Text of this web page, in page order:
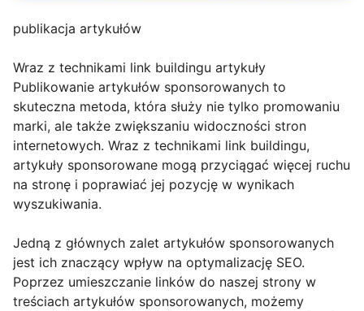
publikacja artykułów
Wraz z technikami link buildingu artykuły
Publikowanie artykułów sponsorowanych to
skuteczna metoda, która służy nie tylko promowaniu
marki, ale także zwiększaniu widoczności stron
internetowych. Wraz z technikami link buildingu,
artykuły sponsorowane mogą przyciągać więcej ruchu
na stronę i poprawiać jej pozycję w wynikach
wyszukiwania.
Jedną z głównych zalet artykułów sponsorowanych
jest ich znaczący wpływ na optymalizację SEO.
Poprzez umieszczanie linków do naszej strony w
treściach artykułów sponsorowanych, możemy